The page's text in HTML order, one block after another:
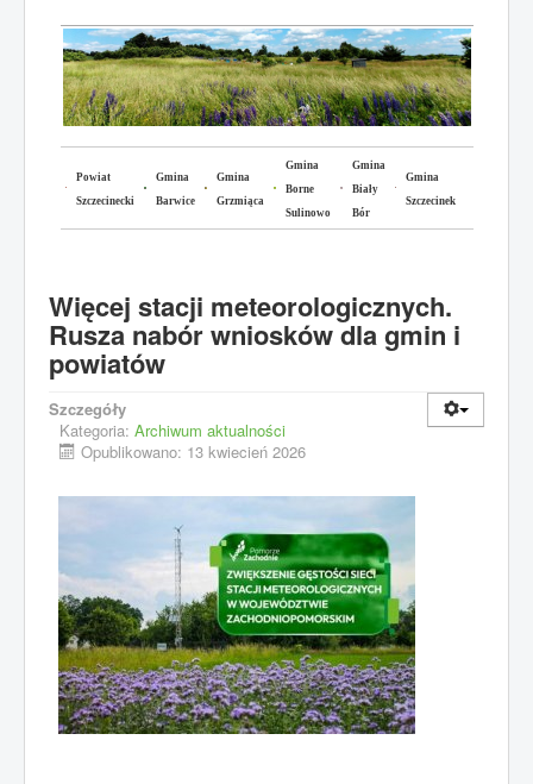
Powiat
Szczecinecki
Gmina
Barwice
Gmina
Grzmiąca
Gmina
Borne
Sulinowo
Gmina
Biały
Bór
Gmina
Szczecinek
Więcej stacji meteorologicznych.
Rusza nabór wniosków dla gmin i
powiatów
Szczegóły
Kategoria: Archiwum aktualności
Opublikowano: 13 kwiecień 2026